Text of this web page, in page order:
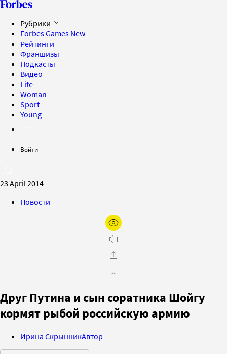
Рубрики
Forbes Games New
Рейтинги
Франшизы
Подкасты
Видео
Life
Woman
Sport
Young
Войти
23 April 2014
Новости
Друг Путина и сын соратника Шойгу
кормят рыбой российскую армию
Ирина СкрынникАвтор